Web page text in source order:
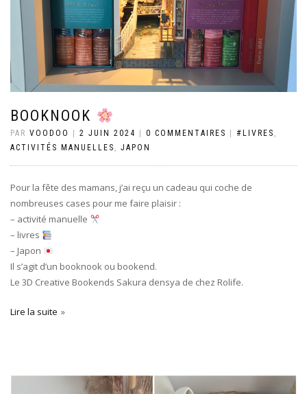
BOOKNOOK
PAR VOODOO 2 JUIN 2024 0 COMMENTAIRES #LIVRES ,
ACTIVITÉS MANUELLES , JAPON
Pour la fête des mamans, j’ai reçu un cadeau qui coche de
nombreuses cases pour me faire plaisir :
– activité manuelle
– livres
– Japon
Il s’agit d’un booknook ou bookend.
Le 3D Creative Bookends Sakura densya de chez Rolife.
Lire la suite